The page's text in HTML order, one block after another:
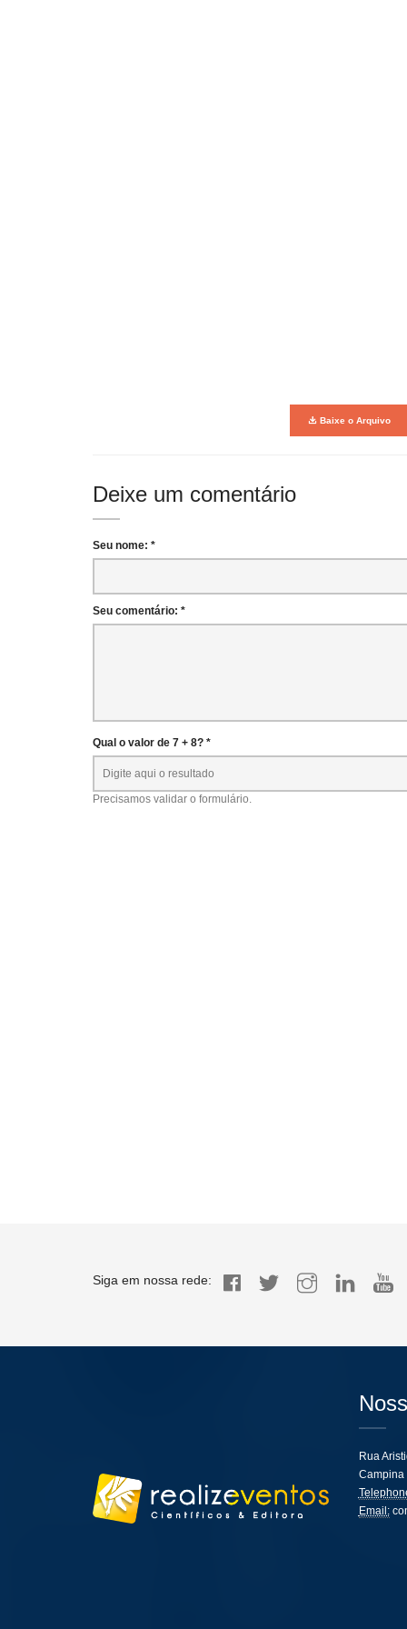
Baixe o Arquivo
Deixe um comentário
Seu nome: *
Seu comentário: *
Qual o valor de 7 + 8? *
Precisamos validar o formulário.
Siga em nossa rede:
Rua
Campina
Email: